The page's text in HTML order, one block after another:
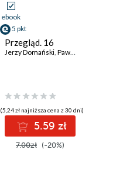
ebook
5 pkt
Przegląd. 16
Jerzy Domański, Paweł Dybicz
(5,24 zł najniższa cena z 30 dni)
5.59 zł
7.00zł (-20%)